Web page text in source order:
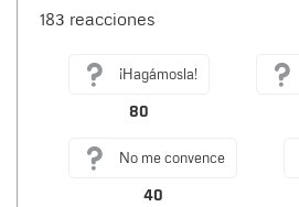
183 reacciones
¡Hagámosla!
80
No me convence
40